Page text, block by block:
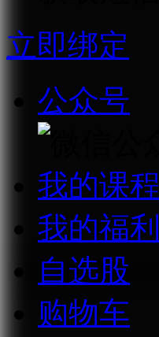
立即绑定
公众号
我的课程
我的福利
自选股
购物车